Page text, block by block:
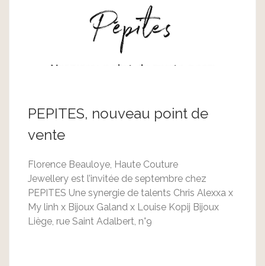
PEPITES, nouveau point de
vente
Florence Beauloye, Haute Couture
Jewellery est l’invitée de septembre chez
PEPITES Une synergie de talents Chris Alexxa x
My linh x Bijoux Galand x Louise Kopij Bijoux
Liège, rue Saint Adalbert, n°9